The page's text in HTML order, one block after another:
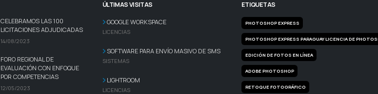
CELEBRAMOS LAS 100
LICITACIONES ADJUDICADAS
14/08/2023
FORO REGIONAL DE
EVALUACIÓN CON ENFOQUE
POR COMPETENCIAS
12/05/2023
ÚLTIMAS VISITAS
GOOGLE WORKSPACE
LICENCIAS
SOFTWARE PARA ENVÍO MASIVO DE SMS
SISTEMAS
LIGHTROOM
LICENCIAS
ETIQUETAS
PHOTOSHOP EXPRESS
PHOTOSHOP EXPRESS PARAGUAY LICENCIA DE
EDICIÓN DE FOTOS EN LÍNEA
ADOBE PHOTOSHOP
RETOQUE FOTOGRÁFICO